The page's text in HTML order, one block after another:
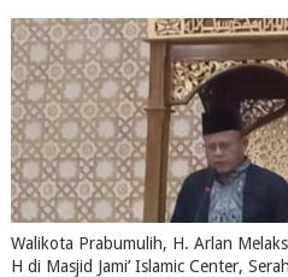
Walikota Prabumulih, H. Arlan
H di Masjid Jami’ Islamic Center,